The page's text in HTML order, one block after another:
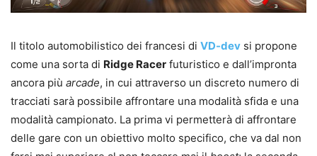
Il titolo automobilistico dei francesi di VD-dev si propone
come una sorta di Ridge Racer futuristico e dall’impronta
ancora più arcade, in cui attraverso un discreto numero di
tracciati sarà possibile affrontare una modalità sfida e una
modalità campionato. La prima vi permetterà di affrontare
delle gare con un obiettivo molto specifico, che va dal non